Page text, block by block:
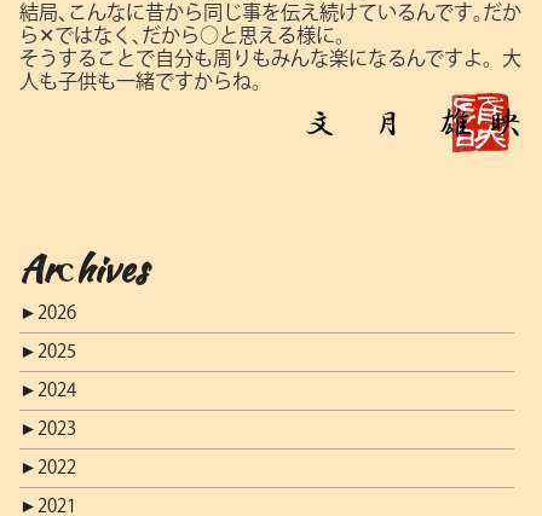
結局､こんなに昔から同じ事を伝え続けているんです｡だか
ら✕ではなく､だから○と思える様に。
そうすることで自分も周りもみんな楽になるんですよ。大
人も子供も一緒ですからね。
Archives
► 2026
► 2025
► 2024
► 2023
► 2022
► 2021